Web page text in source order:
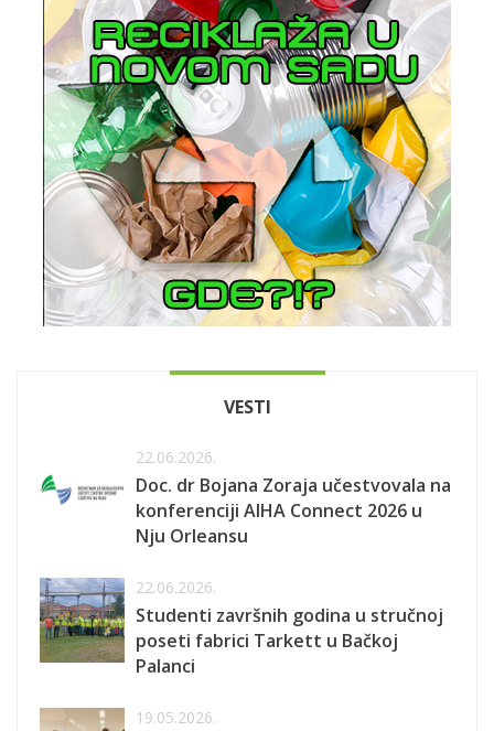
VESTI
22.06.2026.
Doc. dr Bojana Zoraja učestvovala na
konferenciji AIHA Connect 2026 u
Nju Orleansu
22.06.2026.
Studenti završnih godina u stručnoj
poseti fabrici Tarkett u Bačkoj
Palanci
19.05.2026.